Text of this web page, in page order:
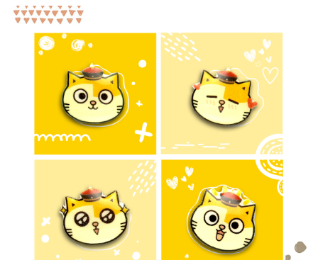
便利好安心！
１．簡單：不需註冊會員、不需綁卡、不需儲值。
２．便利：只要手機號碼，簡訊認證，即可結帳。
３．安心：先確認商品／服務後，再付款。
【「AFTEE先享後付」結帳流程】
１．於結帳方式選擇「AFTEE先享後付」後，將跳轉至「AFTEE先享後付」
結帳頁面，進行簡訊認證並確認金額後，即可完成結帳。
２．訂單成立數日內，您將收到繳費通知簡訊。
３．收到繳費通知簡訊後14天內，點擊此簡訊中的連結，可透過四大超商／
ATM／網路銀行／等多元方式進行付款，方視為交易完成。
※ 請注意：結帳手續完成當下不需立刻繳費，但若您需要取消訂單，請聯絡
購買商品的店家。未經商家同意取消之訂單仍視為有效，需透過AFTEE先享
※ 交易是否成功請以「AFTEE先享後付 」之結帳頁面顯示為準，若有關於
是否繳費成功／繳費後需取消欲退款等相關疑問，請聯繫「AFTEE先享後付
客戶支援中心」https://netprotections.freshdesk.com/support/home
【注意事項】
１．透過由恩沛科技股份有限公司提供之「AFTEE先享後付」服務完成之交
貨到付款
運送方式
全家取貨付款
每筆NT$60，滿NT$1,500(含以上)免運費
付款後全家取貨
每筆NT$60，滿NT$1,500(含以上)免運費
每筆NT$60，滿NT$1,500(含以上)免運費
付款後7-11取貨
每筆NT$60，滿NT$1,500(含以上)免運費